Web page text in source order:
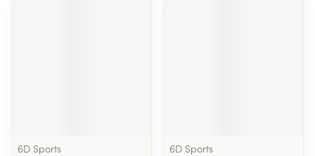
6D Sports
6D Sports